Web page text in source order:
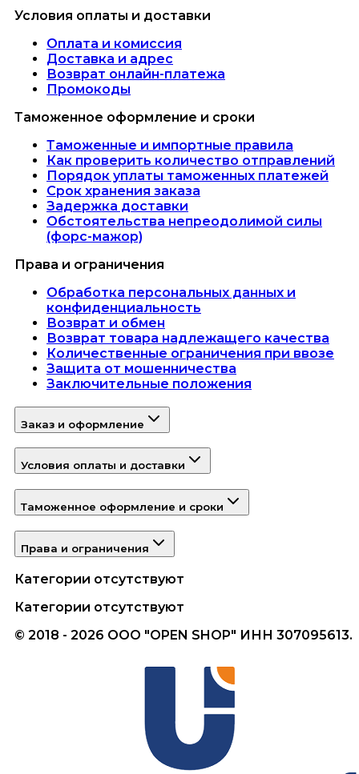
Условия оплаты и доставки
Оплата и комиссия
Доставка и адрес
Возврат онлайн-платежа
Промокоды
Таможенное оформление и сроки
Таможенные и импортные правила
Как проверить количество отправлений
Порядок уплаты таможенных платежей
Срок хранения заказа
Задержка доставки
Обстоятельства непреодолимой силы
(форс-мажор)
Права и ограничения
Обработка персональных данных и
конфиденциальность
Возврат и обмен
Возврат товара надлежащего качества
Количественные ограничения при ввозе
Защита от мошенничества
Заключительные положения
Заказ и оформление
Условия оплаты и доставки
Таможенное оформление и сроки
Права и ограничения
Категории отсутствуют
Категории отсутствуют
© 2018 - 2026 ООО "OPEN SHOP" ИНН 307095613.